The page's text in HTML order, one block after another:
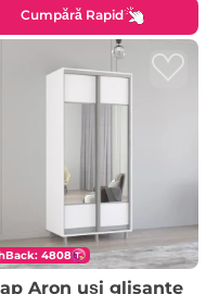
Cumpără Rapid
4808
Aron uși glisante